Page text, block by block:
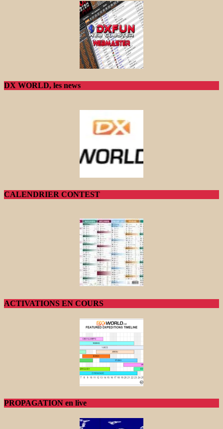
DX WORLD, les news
CALENDRIER CONTEST
ACTIVATIONS EN COURS
PROPAGATION en live